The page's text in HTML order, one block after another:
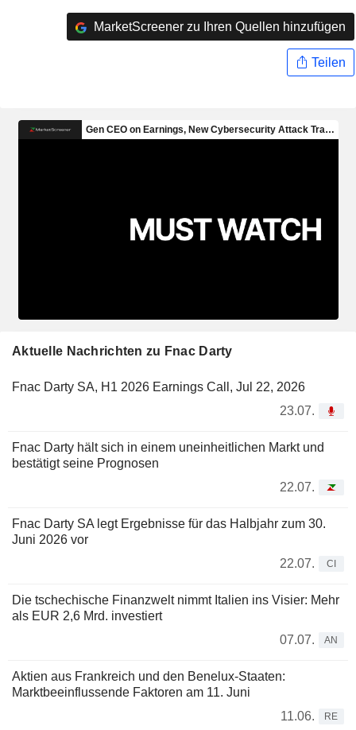
MarketScreener zu Ihren Quellen hinzufügen
Teilen
Aktuelle Nachrichten zu Fnac Darty
Fnac Darty SA, H1 2026 Earnings Call, Jul 22, 2026
23.07.
Fnac Darty hält sich in einem uneinheitlichen Markt und
bestätigt seine Prognosen
22.07.
Fnac Darty SA legt Ergebnisse für das Halbjahr zum 30.
Juni 2026 vor
22.07.
CI
Die tschechische Finanzwelt nimmt Italien ins Visier: Mehr
als EUR 2,6 Mrd. investiert
07.07.
AN
Aktien aus Frankreich und den Benelux-Staaten:
Marktbeeinflussende Faktoren am 11. Juni
11.06.
RE